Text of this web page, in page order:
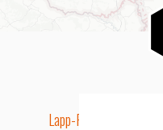
Lapp-Fa EUTR